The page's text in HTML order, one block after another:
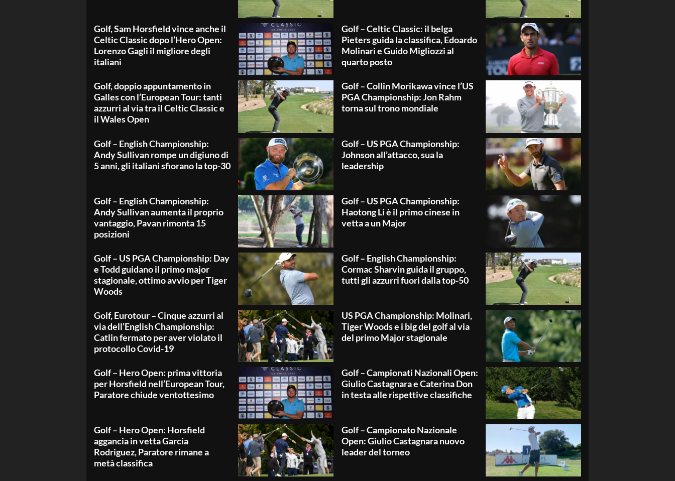
Golf, Sam Horsfield vince anche il
Celtic Classic dopo l’Hero Open:
Lorenzo Gagli il migliore degli
italiani
Golf – Celtic Classic: il belga
Pieters guida la classifica, Edoardo
Molinari e Guido Migliozzi al
quarto posto
Golf, doppio appuntamento in
Galles con l’European Tour: tanti
azzurri al via tra il Celtic Classic e
il Wales Open
Golf – Collin Morikawa vince l’US
PGA Championship: Jon Rahm
torna sul trono mondiale
Golf – English Championship:
Andy Sullivan rompe un digiuno di
5 anni, gli italiani sfiorano la top-30
Golf – US PGA Championship:
Johnson all’attacco, sua la
leadership
Golf – English Championship:
Andy Sullivan aumenta il proprio
vantaggio, Pavan rimonta 15
posizioni
Golf – US PGA Championship:
Haotong Li è il primo cinese in
vetta a un Major
Golf – US PGA Championship: Day
e Todd guidano il primo major
stagionale, ottimo avvio per Tiger
Woods
Golf – English Championship:
Cormac Sharvin guida il gruppo,
tutti gli azzurri fuori dalla top-50
Golf, Eurotour – Cinque azzurri al
via dell’English Championship:
Catlin fermato per aver violato il
protocollo Covid-19
US PGA Championship: Molinari,
Tiger Woods e i big del golf al via
del primo Major stagionale
Golf – Hero Open: prima vittoria
per Horsfield nell’European Tour,
Paratore chiude ventottesimo
Golf – Campionati Nazionali Open:
Giulio Castagnara e Caterina Don
in testa alle rispettive classifiche
Golf – Hero Open: Horsfield
aggancia in vetta Garcia
Rodriguez, Paratore rimane a
metà classifica
Golf – Campionato Nazionale
Open: Giulio Castagnara nuovo
leader del torneo